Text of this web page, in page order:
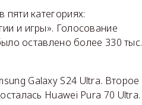
категориях:
и игры». Голосование
оставлено более 330 тыс.
Galaxy S24 Ultra. Второе
Huawei Pura 70 Ultra.